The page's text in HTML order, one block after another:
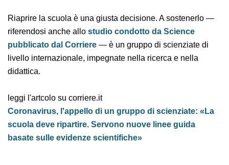
Riaprire la scuola è una giusta decisione. A sostenerlo
— riferendosi anche allostudio condotto da Science
pubblicato dal Corriere— è un gruppo di scienziate di
livello internazionale, impegnate nella ricerca e nella
didattica.
leggi l'artcolo su corriere.it
Coronavirus, l'appello di un gruppo di scienziate:
«La scuola deve ripartire. Servono nuove linee guida
basate sulle evidenze scientifiche»